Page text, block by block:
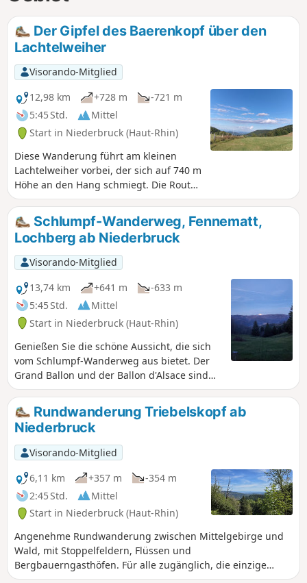
Der Gipfel des Baerenkopf über den
Lachtelweiher
Visorando-Mitglied
12,98 km
+728 m
-721 m
5:45 Std.
Mittel
Start in Niederbruck (Haut-Rhin)
Diese Wanderung führt am kleinen
Lachtelweiher vorbei, der sich auf 740 m
Höhe an den Hang schmiegt. Die Route
führt an zahlreichen authentischen
Bergbauerngasthöfen vorbei, wechselt
zwischen Wäldern und Stoppelfeldern,
überquert Pässe und Gipfel mit
Panoramablick und führt in die Nähe
der Quelle der Doller.
Schlumpf-Wanderweg, Fennematt,
Lochberg ab Niederbruck
Visorando-Mitglied
13,74 km
+641 m
-633 m
5:45 Std.
Mittel
Start in Niederbruck (Haut-Rhin)
Genießen Sie die schöne Aussicht, die sich
vom Schlumpf-Wanderweg aus bietet. Der
Grand Ballon und der Ballon d'Alsace sind
neben anderen Gipfeln der Umgebung zu
sehen, die das Tal von Masevaux überragen.
Nutzen Sie diese Route, um an dem
Bergbauerngasthof Lochberg eine Stärkung
einzunehmen oder Ihr Lunchpaket in der
Schutzhütte Graber Breitenstein zu
verzehren.
Rundwanderung Triebelskopf ab
Niederbruck
Visorando-Mitglied
6,11 km
+357 m
-354 m
2:45 Std.
Mittel
Start in Niederbruck (Haut-Rhin)
Angenehme Rundwanderung zwischen Mittelgebirge und
Wald, mit Stoppelfeldern, Flüssen und
Bergbauerngasthöfen. Für alle zugänglich, die einzige
kleine Schwierigkeit ist der Aufstieg oberhalb des